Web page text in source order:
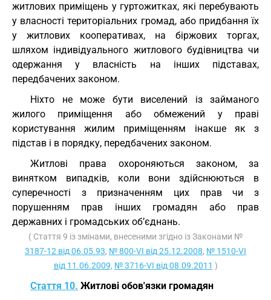
житлових приміщень у гуртожитках, які перебувають
у власності територіальних громад, або придбання їх
у житлових кооперативах, на біржових торгах,
шляхом індивідуального житлового будівництва чи
одержання у власність на інших підставах,
передбачених законом.
Ніхто не може бути виселений із займаного
жилого приміщення або обмежений у праві
користування жилим приміщенням інакше як з
підстав і в порядку, передбачених законом.
Житлові права охороняються законом, за
винятком випадків, коли вони здійснюються в
суперечності з призначенням цих прав чи з
порушенням прав інших громадян або прав
державних і громадських об’єднань.
( Стаття 9 із змінами, внесеними згідно із Законами №
3187-12 від 06.05.93, № 800-VI від 25.12.2008, № 1510-VI
від 11.06.2009, № 3716-VI від 08.09.2011 )
Стаття 10. Житлові обов'язки громадян